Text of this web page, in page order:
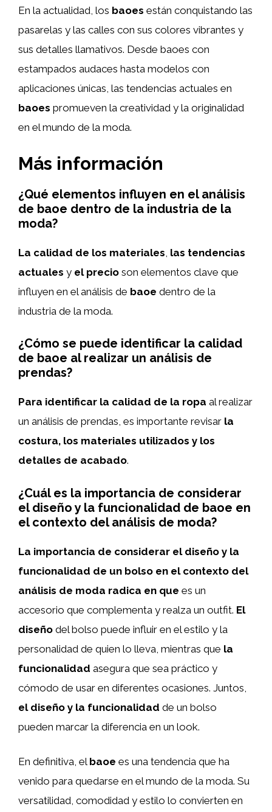
En la actualidad, los baoes están conquistando las
pasarelas y las calles con sus colores vibrantes y
sus detalles llamativos. Desde baoes con
estampados audaces hasta modelos con
aplicaciones únicas, las tendencias actuales en
baoes promueven la creatividad y la originalidad
en el mundo de la moda.
Más información
¿Qué elementos influyen en el análisis
de baoe dentro de la industria de la
moda?
La calidad de los materiales las tendencias
actuales y el precio son elementos clave que
influyen en el análisis de baoe dentro de la
industria de la moda.
¿Cómo se puede identificar la calidad
de baoe al realizar un análisis de
prendas?
Para identificar la calidad de la ropa al realizar
un análisis de prendas, es importante revisar la
costura, los materiales utilizados y los
detalles de acabado.
¿Cuál es la importancia de considerar
el diseño y la funcionalidad de baoe en
el contexto del análisis de moda?
La importancia de considerar el diseño y la
funcionalidad de un bolso en el contexto del
análisis de moda radica en que es un
accesorio que complementa y realza un outfit. El
diseño del bolso puede influir en el estilo y la
personalidad de quien lo lleva, mientras que la
funcionalidad asegura que sea práctico y
cómodo de usar en diferentes ocasiones. Juntos,
el diseño y la funcionalidad de un bolso
pueden marcar la diferencia en un look.
En definitiva, el baoe es una tendencia que ha
venido para quedarse en el mundo de la moda. Su
versatilidad, comodidad y estilo lo convierten en